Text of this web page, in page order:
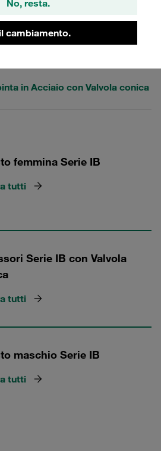
No, resta.
cambiamento.
da una resistenza alla
elevata.
in Acciaio con Valvola conica
femmina Serie IB
tutti
Serie IB con Valvola
tutti
maschio Serie IB
tutti